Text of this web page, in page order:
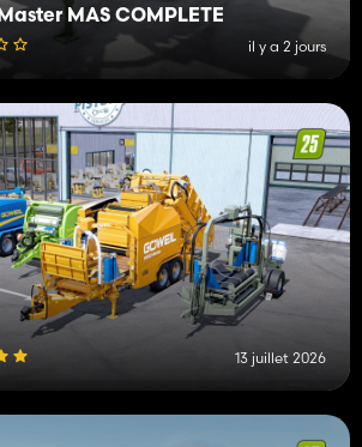
MAS COMPLETE
il y a 2 jours
13 juillet 2026